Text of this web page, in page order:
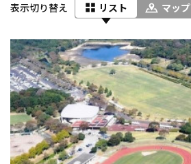
表示切り替え リスト マップ